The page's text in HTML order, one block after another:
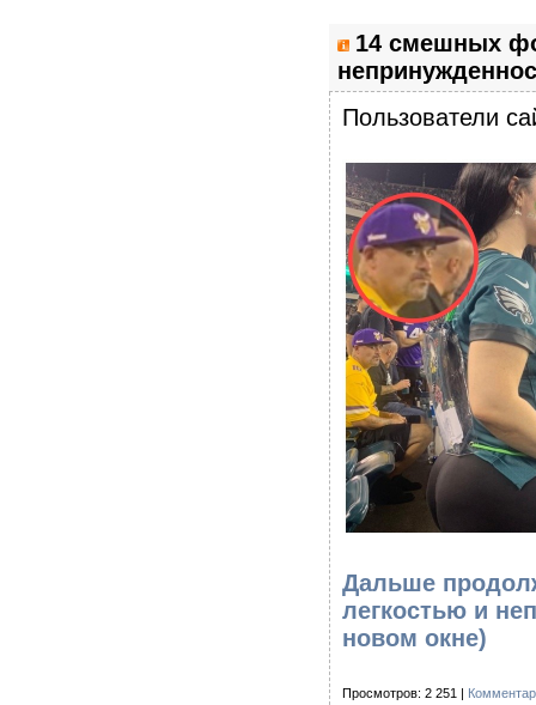
14 смешных
Пользователи
Дальше
легкостью и
новом окне)
Просмотров: 2 251 |